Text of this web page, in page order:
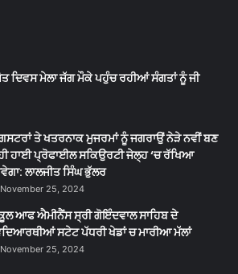
ਦਿਵਸ ਮੇਲਾ ਜੱਗ ਮੌਕੇ ਪਹੁੰਚ ਰਹੀਆਂ ਸੰਗਤਾਂ ਨੂੰ ਜੀ
ਤੇ ਖਤਰਨਾਕ ਮੁਜਰਮਾਂ ਨੂੰ ਜਗਰਾਉਂ ਨੇੜੇ ਨਵੀਂ ਬਣ
ਹਾਈ ਪ੍ਰੋਫਾਈਲ ਸਕਿਉਰਟੀ ਜੇਲ੍ਹ ‘ਚ ਰੱਖਿਆ
ਲਾਲਜੀਤ ਸਿੰਘ ਭੁੱਲਰ
November 25, 2024
ਆਫ ਐਮੀਨੈਂਸ ਸ੍ਰੀ ਗੋਇੰਦਵਾਲ ਸਾਹਿਬ ਦੇ
ਸਟੇਟ ਪੱਧਰੀ ਖੇਡਾਂ ਚ ਮਾਰੀਆ ਮੱਲਾਂ
November 25, 2024